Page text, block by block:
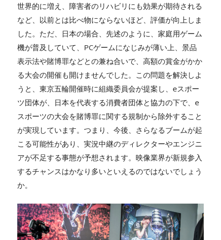
世界的に増え、障害者のリハビリにも効果が期待される
など、以前とは比べ物にならないほど、評価が向上しま
した。ただ、日本の場合、先述のように、家庭用ゲーム
機が普及していて、PCゲームになじみが薄い上、景品
表示法や賭博罪などとの兼ね合いで、高額の賞金がかか
る大会の開催も開けませんでした。この問題を解決しよ
うと、東京五輪開催時に組織委員会が提案し、eスポー
ツ団体が、日本を代表する消費者団体と協力の下で、e
スポーツの大会を賭博罪に関する規制から除外すること
が実現しています。つまり、今後、さらなるブームが起
こる可能性があり、実況中継のディレクターやエンジニ
アが不足する事態が予想されます。映像業界が新規参入
するチャンスはかなり多いといえるのではないでしょう
か。